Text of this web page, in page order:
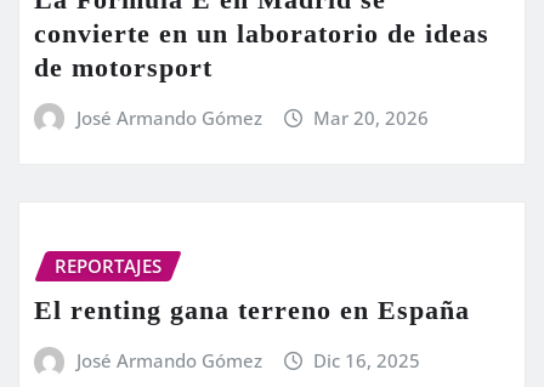
convierte en un laboratorio de ideas
de motorsport
José Armando Gómez Mar 20, 2026
REPORTAJES
El renting gana terreno en España
José Armando Gómez Dic 16, 2025